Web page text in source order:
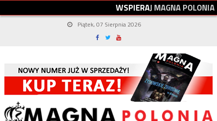
WSPIERAJMAGNAPOLONIA
Piątek, 07 Sierpnia 2026